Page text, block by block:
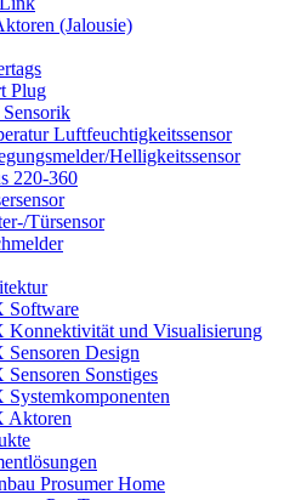
(Jalousie)
Plug
Luftfeuchtigkeitssensor
Helligkeitssensor
220-360
Türsensor
Software
und Visualisierung
Design
Sonstiges
Aktoren
Prosumer Home